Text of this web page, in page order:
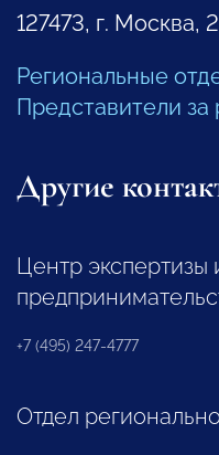
127473, г. Москва,
Региональные
Представители
Другие
Центр экспертизы
+7 (495) 247-4777
Отдел